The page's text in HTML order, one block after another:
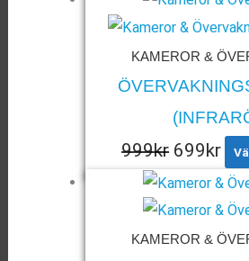
KAMEROR &
999kr Det
priset
699kr
KAMEROR &